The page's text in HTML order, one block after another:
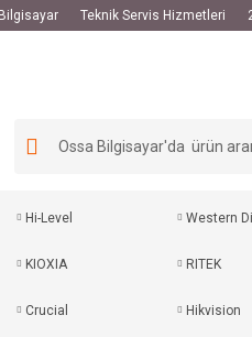
Teknik Servis Hizmetleri
Hi-Level Western
KIOXIA RITEK
Crucial Hikvision